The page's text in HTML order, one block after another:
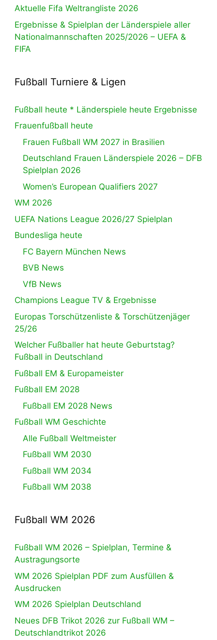
Aktuelle Fifa Weltrangliste 2026
Ergebnisse & Spielplan der Länderspiele aller
Nationalmannschaften 2025/2026 – UEFA &
FIFA
Fußball Turniere & Ligen
Fußball heute * Länderspiele heute Ergebnisse
Frauenfußball heute
Frauen Fußball WM 2027 in Brasilien
Deutschland Frauen Länderspiele 2026 – DFB
Spielplan 2026
Women’s European Qualifiers 2027
WM 2026
UEFA Nations League 2026/27 Spielplan
Bundesliga heute
FC Bayern München News
BVB News
VfB News
Champions League TV & Ergebnisse
Europas Torschützenliste & Torschützenjäger
25/26
Welcher Fußballer hat heute Geburtstag?
Fußball in Deutschland
Fußball EM & Europameister
Fußball EM 2028
Fußball EM 2028 News
Fußball WM Geschichte
Alle Fußball Weltmeister
Fußball WM 2030
Fußball WM 2034
Fußball WM 2038
Fußball WM 2026
Fußball WM 2026 – Spielplan, Termine &
Austragungsorte
WM 2026 Spielplan PDF zum Ausfüllen &
Ausdrucken
WM 2026 Spielplan Deutschland
Neues DFB Trikot 2026 zur Fußball WM –
Deutschlandtrikot 2026